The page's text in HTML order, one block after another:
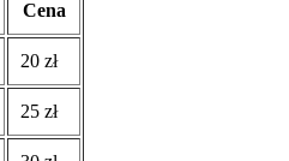
Cena
20 zł
25 zł